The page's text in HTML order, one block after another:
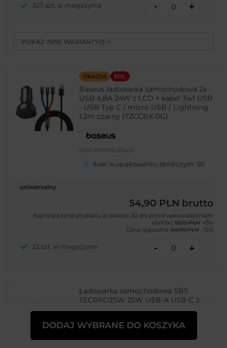
POKAŻ INNE WARIANTY( 1)
327 szt. w magazynie - +
OKAZJA EOL
Baseus ładowarka samochodowa 2x
USB 4,8A 24W z LCD + kabel 3w1 USB
- USB Typ C / micro USB / Lightning
1,2m czarny (TZCCBX-0G)
EAN: 6953156215405
Ilość w opakowaniu zbiorczym: 50
uniwersalny
54,90 PLN brutto
Najniższa cena produktu w okresie 30 dni przed wprowadzeniem
obniżki: 52,15 PLN +5%
Cena regularna: 64,90 PLN -15%
22 szt. w magazynie - +
Ładowarka samochodowa SBS
TECRPD25W 25W USB-A USB-C z
Power Delivery - czarna
DODAJ WYBRANE DO KOSZYKA